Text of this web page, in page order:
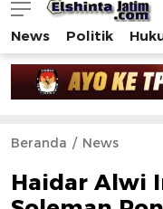
News Politik
Beranda News
Haidar Alwi